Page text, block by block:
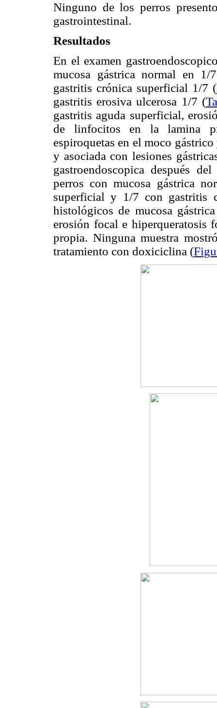
Ninguno de los perros
gastrointestinal.
Resultados
En el examen
mucosa gástrica normal en
gastritis crónica superficial 1/7 (
gastritis erosiva ulcerosa 1/7 (
gastritis aguda superficial,
de linfocitos en la lamina
espiroquetas en el moco
y asociada con lesiones
gastroendoscopica después
perros con mucosa gástrica
superficial y 1/7 con gastritis
histológicos de mucosa
erosión focal e
propia. Ninguna muestra
tratamiento con doxiciclina (